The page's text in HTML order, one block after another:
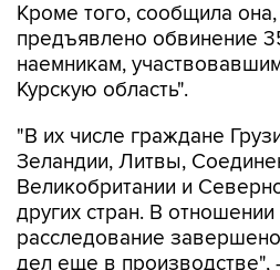
Кроме того, сообщила
предъявлено обвинение
наемникам,
Курскую область".
"В их числе граждане
Зеландии, Литвы,
Великобритании и
других стран. В
расследование
дел еще в производстве",